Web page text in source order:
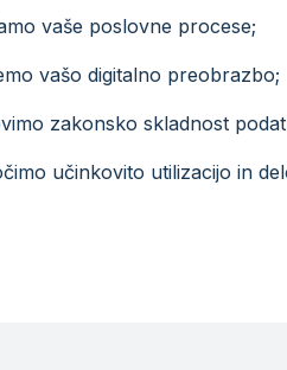
vaše poslovne procese;
vašo digitalno preobrazbo;
zakonsko skladnost
učinkovito utilizacijo in